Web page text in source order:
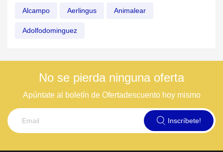
Alcampo Aerlingus Animalear
Adolfodominguez
No se pierda ninguna oferta
Apúntate al boletín de Ofertadescuento hoy mismo
Inscríbete!